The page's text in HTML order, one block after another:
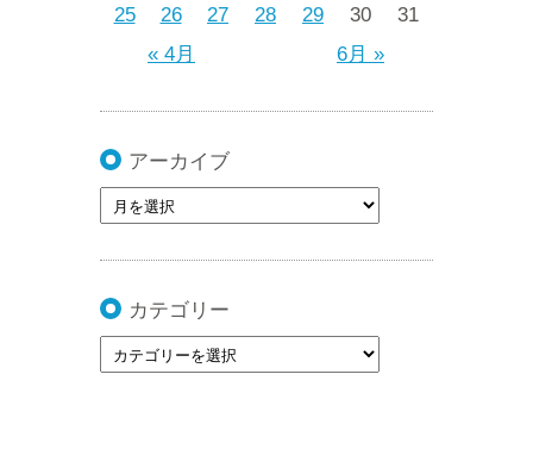
« 4月 6月 »
25
26 27 28 29 30 31
アーカイブ
カテゴリー